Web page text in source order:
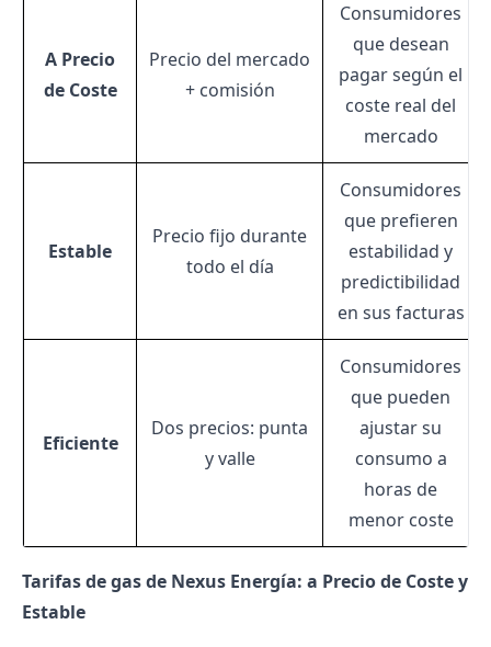
A Precio
de Coste
Precio del mercado
+ comisión
Consumidores
que desean
pagar según el
coste real del
mercado
Estable
Precio fijo durante
todo el día
Consumidores
que prefieren
estabilidad y
predictibilidad
en sus facturas
Eficiente
Dos precios: punta
y valle
Consumidores
que pueden
ajustar su
consumo a
horas de
menor coste
Tarifas de gas de Nexus Energía: a Precio de Coste y
Estable